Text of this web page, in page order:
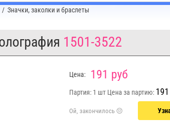
/ Значки, заколки и браслеты
1501-3522
Цена: 191 руб
Партия: 1 шт Цена за партию: